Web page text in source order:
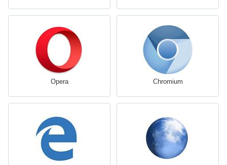
Opera Chromium